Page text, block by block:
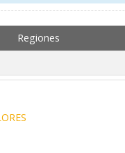
Regiones